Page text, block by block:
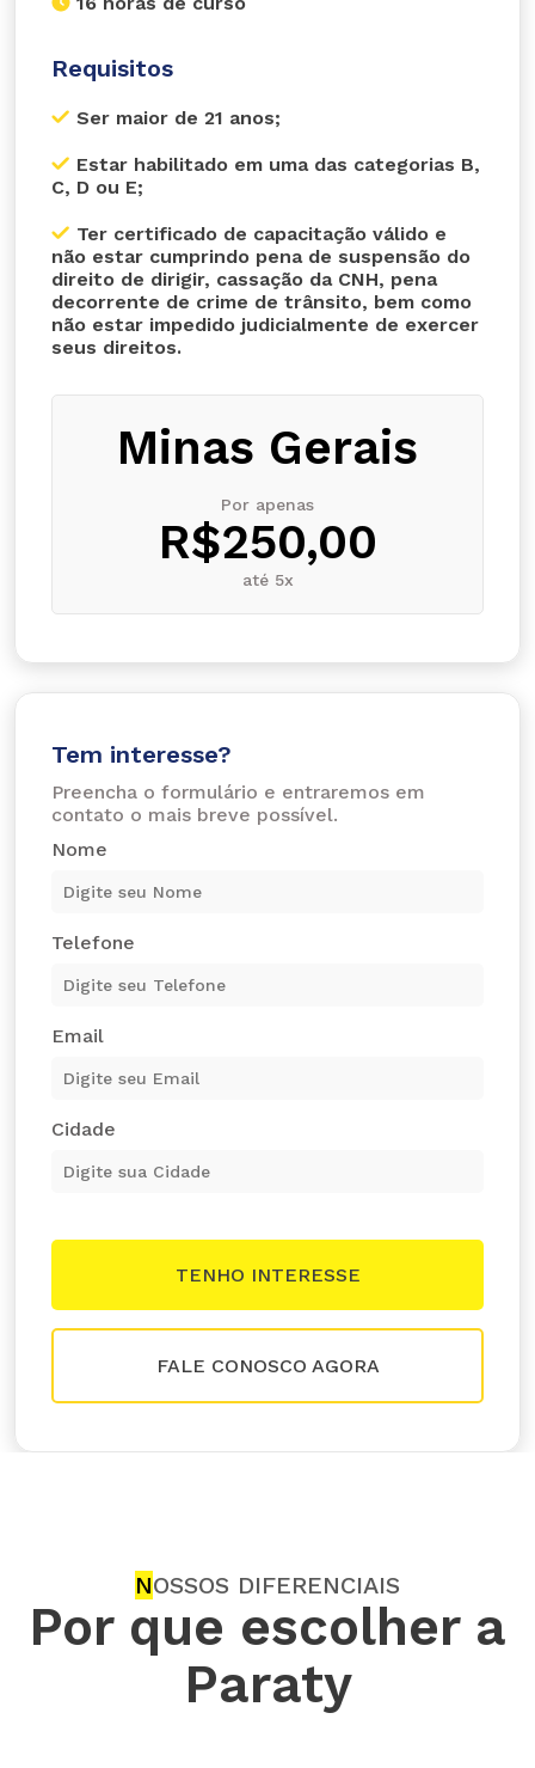
Requisitos
Ser maior de 21 anos;
Estar habilitado em uma das categorias B,
C, D ou E;
Ter certificado de capacitação válido e
não estar cumprindo pena de suspensão do
direito de dirigir, cassação da CNH, pena
decorrente de crime de trânsito, bem como
não estar impedido judicialmente de exercer
seus direitos.
Minas Gerais
Por apenas
R$250,00
até 5x
Tem interesse?
Preencha o formulário e entraremos em
contato o mais breve possível.
Nome
Telefone
Email
Cidade
FALE CONOSCO AGORA
NOSSOS DIFERENCIAIS
Por que escolher a
Paraty